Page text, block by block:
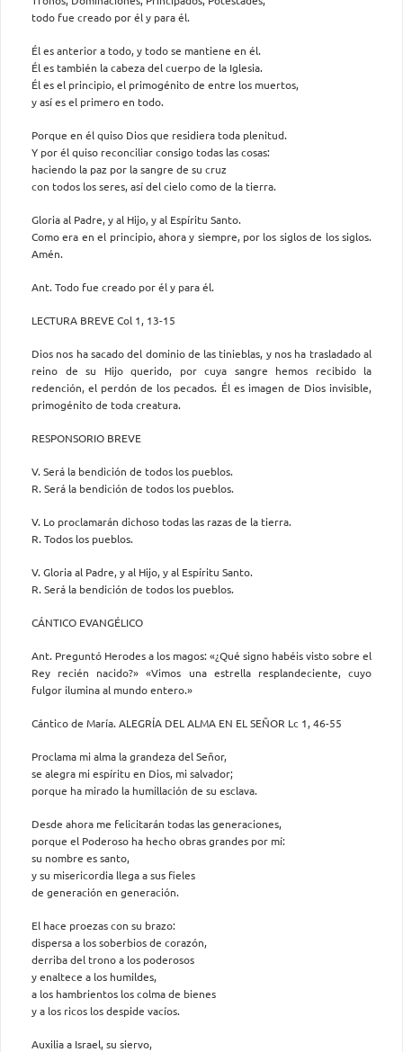
todo fue creado por él y para él.
Él es anterior a todo, y todo se mantiene en él.
Él es también la cabeza del cuerpo de la Iglesia.
Él es el principio, el primogénito de entre los muertos,
y así es el primero en todo.
Porque en él quiso Dios que residiera toda plenitud.
Y por él quiso reconciliar consigo todas las cosas:
haciendo la paz por la sangre de su cruz
con todos los seres, así del cielo como de la tierra.
Gloria al Padre, y al Hijo, y al Espíritu Santo.
Como era en el principio, ahora y siempre, por los siglos de los siglos.
Amén.
Ant. Todo fue creado por él y para él.
LECTURA BREVE Col 1, 13-15
Dios nos ha sacado del dominio de las tinieblas, y nos ha trasladado al
reino de su Hijo querido, por cuya sangre hemos recibido la
redención, el perdón de los pecados. Él es imagen de Dios invisible,
primogénito de toda creatura.
RESPONSORIO BREVE
V. Será la bendición de todos los pueblos.
R. Será la bendición de todos los pueblos.
V. Lo proclamarán dichoso todas las razas de la tierra.
R. Todos los pueblos.
V. Gloria al Padre, y al Hijo, y al Espíritu Santo.
R. Será la bendición de todos los pueblos.
CÁNTICO EVANGÉLICO
Ant. Preguntó Herodes a los magos: «¿Qué signo habéis visto sobre el
Rey recién nacido?» «Vimos una estrella resplandeciente, cuyo
fulgor ilumina al mundo entero.»
Cántico de María. ALEGRÍA DEL ALMA EN EL SEÑOR Lc 1, 46-55
Proclama mi alma la grandeza del Señor,
se alegra mi espíritu en Dios, mi salvador;
porque ha mirado la humillación de su esclava.
Desde ahora me felicitarán todas las generaciones,
porque el Poderoso ha hecho obras grandes por mí:
su nombre es santo,
y su misericordia llega a sus fieles
de generación en generación.
El hace proezas con su brazo:
dispersa a los soberbios de corazón,
derriba del trono a los poderosos
y enaltece a los humildes,
a los hambrientos los colma de bienes
y a los ricos los despide vacíos.
Auxilia a Israel, su siervo,